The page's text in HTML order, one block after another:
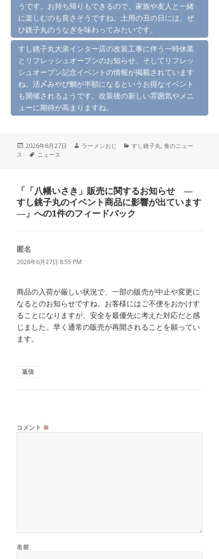
うです。お持ち帰りもできるので、家族や友人と一緒
に楽しむのも良さそうですね。土用の丑の日には、ぜ
ひ銚子丸のうなぎを味わってみたいです。
すし銚子丸大泉インター店の改装工事に伴う一時休業
とリフレッシュオープンのお知らせ、そしてリフレッ
シュオープン記念イベントの情報が掲載されています
ね。活〆みやび鯛が半額になるというお得なイベント
も開催されるようです。改装後の新しい雰囲気やメニ
ューに期待が高まりますね。
投
稿
2026年6月27日
作
ラーメンおじ
カ
すし銚子丸,食のニュー
ス
タ
ニュース
「「八幡いさき」販売に関するお知らせ ―
すし銚子丸のイベント商品に影響が出ています
―」への1件のフィードバック
匿名
り:
2026年6月27日 8:55 PM
商品の入荷が厳しい状況で、一部の販売が中止や変更に
なるとのお知らせですね。お客様にはご不便をおかけす
ることになりますが、安全を最優先に考えた対応だと感
じました。早く通常の販売が再開されることを願ってい
ます。
返信
コメント ※
名前